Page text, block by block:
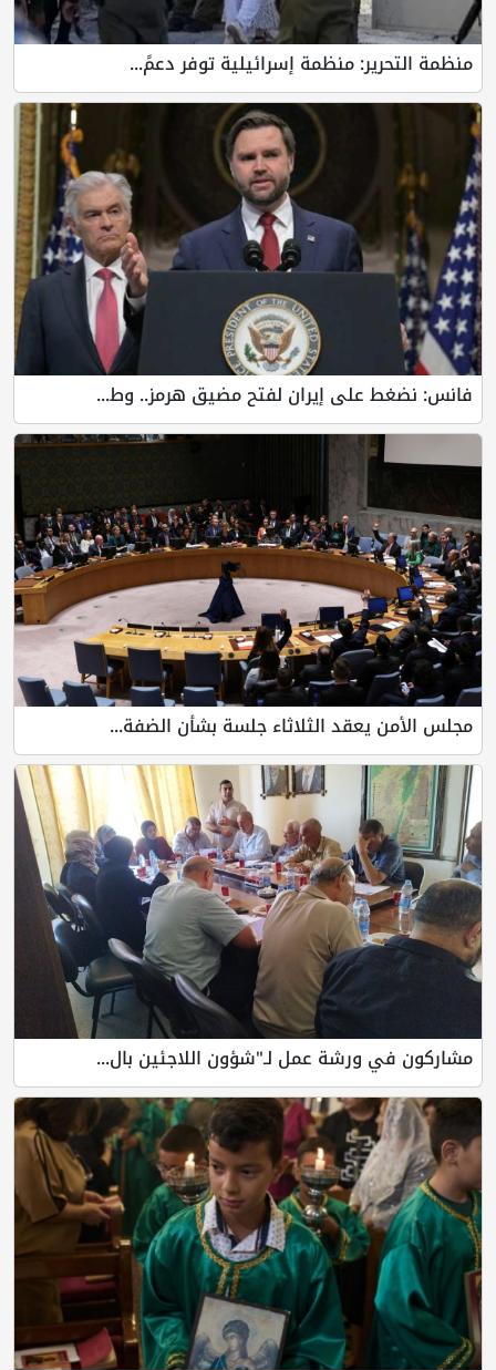
منظمة إسرائيلية توفر دعمً...
على إيران لفتح مضيق هرمز.. وط...
يعقد الثلاثاء جلسة بشأن الضفة...
ورشة عمل لـ"شؤون اللاجئين بال...